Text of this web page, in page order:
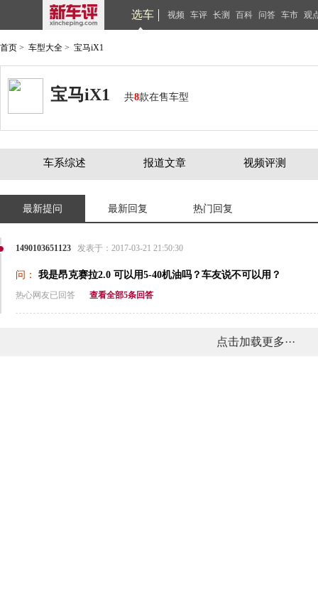
选车 视频 车评 长测 百科 问答 车市 观
首页 > 车型大全 > 宝马iX1
宝马iX1 共8款在售车型
车系综述 报道文章 视频评测
最新提问 最新回复 热门回复
1490103651123 发表于：2017-03-21 21:50:30
问： 我是昂克赛拉2.0 可以用5-40机油吗？车友说不可以用？
热心网友已回答 查看全部5条回答
点击加载更多···